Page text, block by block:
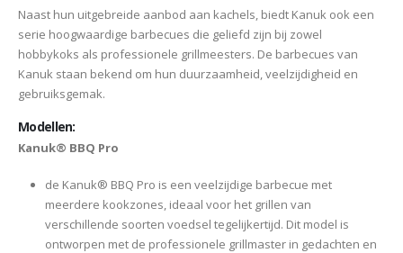
Naast hun uitgebreide aanbod aan kachels, biedt Kanuk ook een
serie hoogwaardige barbecues die geliefd zijn bij zowel
hobbykoks als professionele grillmeesters. De barbecues van
Kanuk staan bekend om hun duurzaamheid, veelzijdigheid en
gebruiksgemak.
Modellen:
Kanuk® BBQ Pro
de Kanuk® BBQ Pro is een veelzijdige barbecue met
meerdere kookzones, ideaal voor het grillen van
verschillende soorten voedsel tegelijkertijd. Dit model is
ontworpen met de professionele grillmaster in gedachten en